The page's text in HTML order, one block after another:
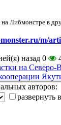
Либмонстре в
m/
назад 0
на
авторов:
развернуть